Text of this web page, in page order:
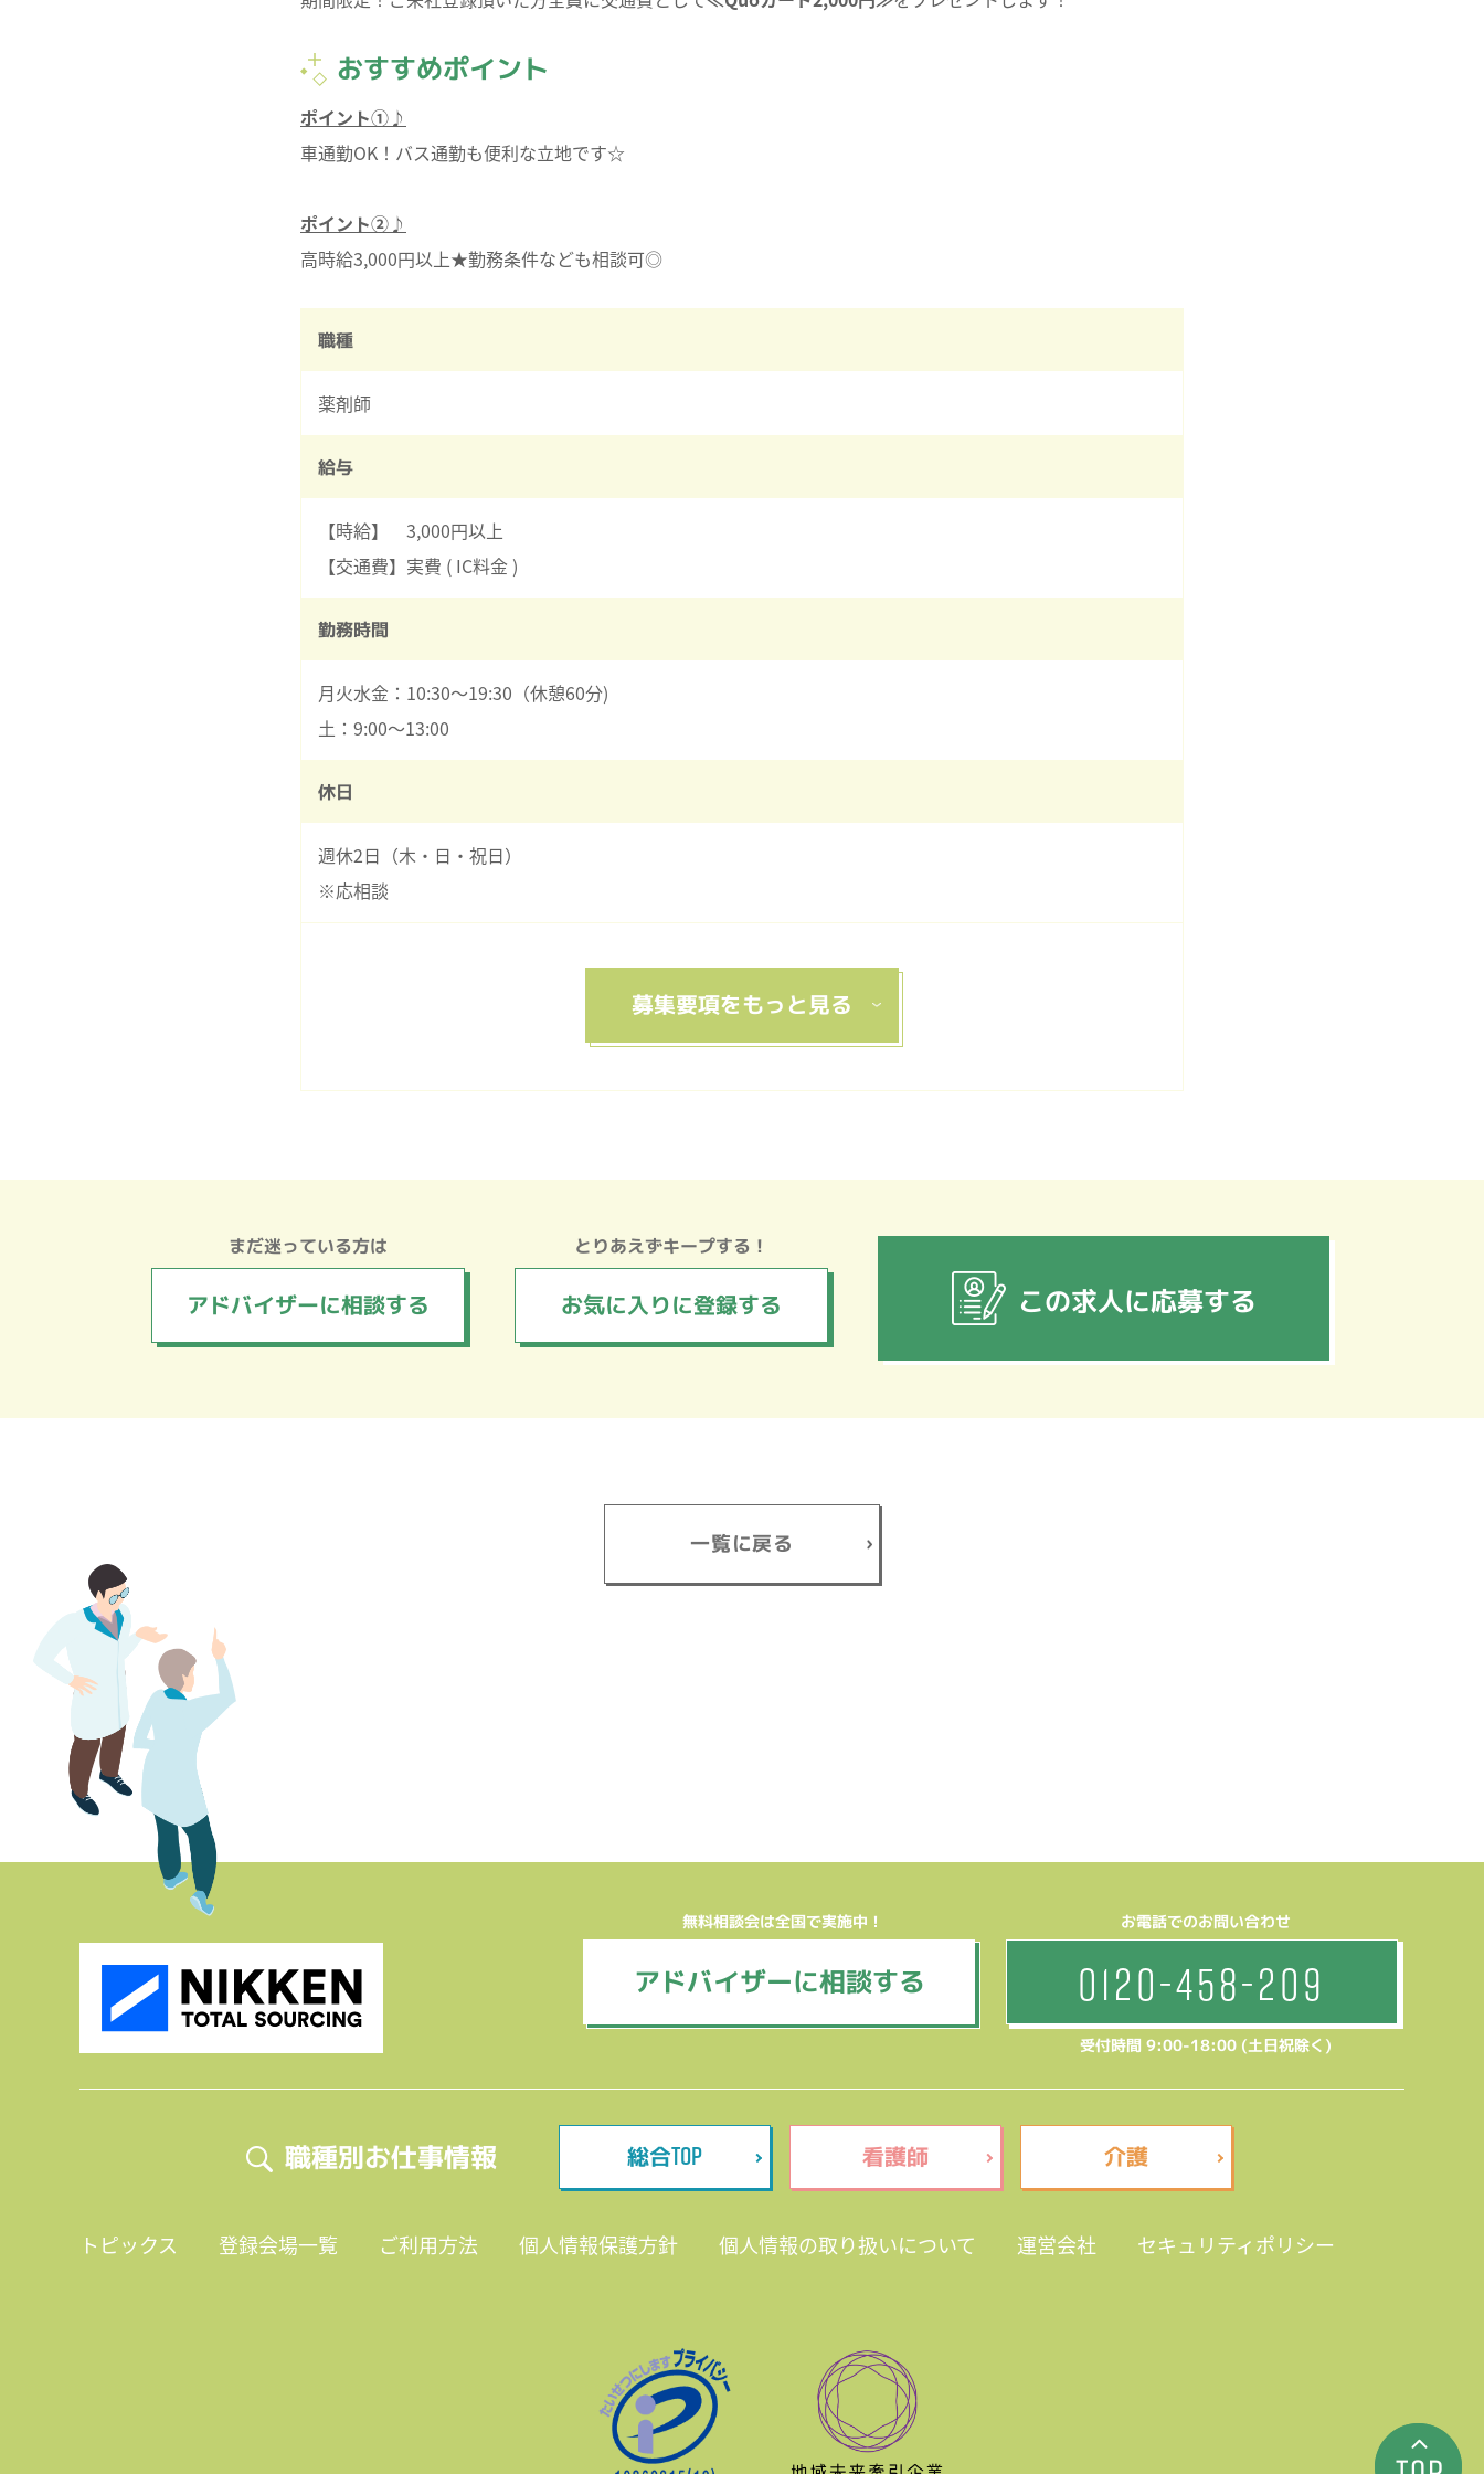
おすすめポイント
ポイント①♪
車通勤OK！バス通勤も便利な立地です☆
ポイント②♪
高時給3,000円以上★勤務条件なども相談可◎
職種
薬剤師
給与
【時給】 3,000円以上
【交通費】実費 ( IC料金 )
勤務時間
月火水金：10:30～19:30（休憩60分)
土：9:00～13:00
休日
週休2日（木・日・祝日）
※応相談
この求人に応募する
まだ迷っている方は
アドバイザーに相談する
とりあえずキープする！
お気に入りに登録する
一覧に戻る
無料相談会は全国で実施中！
アドバイザーに相談する
お電話でのお問い合わせ
0120-458-209
受付時間 9:00-18:00 (土日祝除く)
職種別お仕事情報 総合TOP 看護師 介護
トピックス 登録会場一覧 ご利用方法 個人情報保護方針 個人情報の取り扱いについて 運営会社 セキュリティポリシー